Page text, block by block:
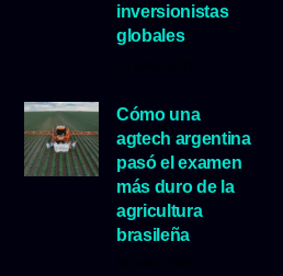
inversionistas
globales
Cómo una
agtech argentina
pasó el examen
más duro de la
agricultura
brasileña